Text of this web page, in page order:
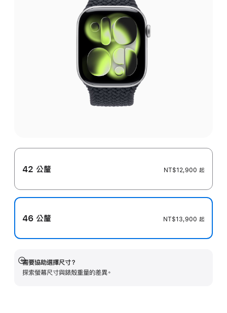
42 公釐 NT$12,900 起
46 公釐 NT$13,900 起
需要協助選擇尺寸？
探索螢幕尺寸與錶殼重量的差異。
顯
示